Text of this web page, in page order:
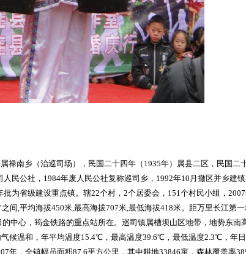
禄南乡（治巡司场），民国二十四年（1935年）属县二区，民国二
民公社，1984年废人民公社复称巡司乡，1992年10月撤区并乡建
为省级建设重点镇。辖22个村，2个居委会，151个村民小组，
间,平均海拔450米,最高海拔707米,最低海拔418米。距万里长江第
中心，筠金铁路的重点站所在。巡司镇属槽坝山区地带，地势东南
候温和，年平均温度15.4℃，最高温度39.6℃，最低温度2.3℃，年
，全镇幅员面积87.6平方公里，其中耕地33846亩，森林覆盖率